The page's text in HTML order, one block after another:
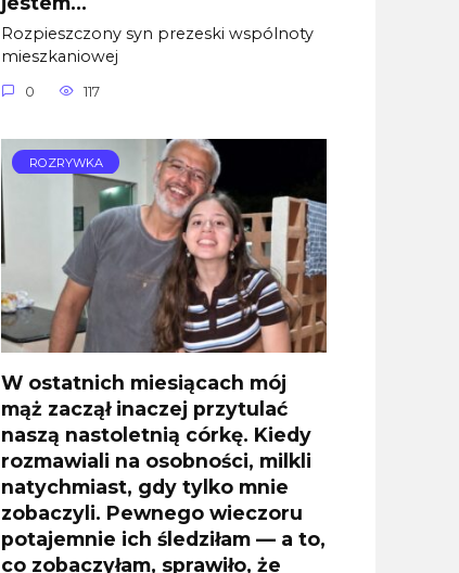
Rozpieszczony syn prezeski wspólnoty
mieszkaniowej
0 117
ROZRYWKA
W ostatnich miesiącach mój
mąż zaczął inaczej przytulać
naszą nastoletnią córkę. Kiedy
rozmawiali na osobności, milkli
natychmiast, gdy tylko mnie
zobaczyli. Pewnego wieczoru
potajemnie ich śledziłam — a to,
co zobaczyłam, sprawiło, że